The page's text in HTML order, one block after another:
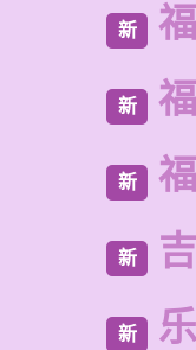
新
新
新
新
新